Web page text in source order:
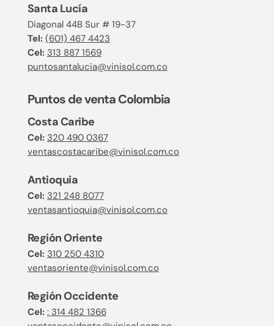
Santa Lucía
Diagonal 44B Sur # 19-37
Tel: (601) 467 4423
Cel: 313 887 1569
puntosantalucia@vinisol.com.co
Puntos de venta Colombia
Costa Caribe
Cel: 320 490 0367
ventascostacaribe@vinisol.com.co
Antioquia
Cel: 321 248 8077
ventasantioquia@vinisol.com.co
Región Oriente
Cel: 310 250 4310
ventasoriente@vinisol.com.co
Región Occidente
Cel: : 314 482 1366